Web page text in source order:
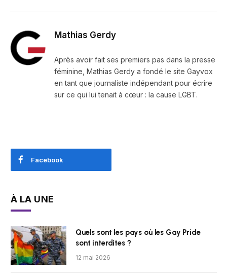
Mathias Gerdy
Après avoir fait ses premiers pas dans la presse
féminine, Mathias Gerdy a fondé le site Gayvox
en tant que journaliste indépendant pour écrire
sur ce qui lui tenait à cœur : la cause LGBT.
Facebook
À LA UNE
Quels sont les pays où les Gay Pride
sont interdites ?
12 mai 2026